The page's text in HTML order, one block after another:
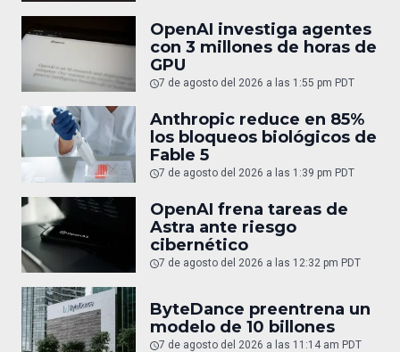
OpenAI investiga agentes
con 3 millones de horas de
GPU
7 de agosto del 2026 a las 1:55 pm PDT
Anthropic reduce en 85%
los bloqueos biológicos de
Fable 5
7 de agosto del 2026 a las 1:39 pm PDT
OpenAI frena tareas de
Astra ante riesgo
cibernético
7 de agosto del 2026 a las 12:32 pm PDT
ByteDance preentrena un
modelo de 10 billones
7 de agosto del 2026 a las 11:14 am PDT